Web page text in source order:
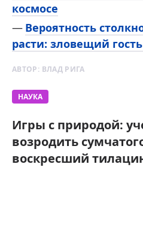
космосе
Вероятность
расти: зловещий
АВТОР: ВЛАД РИГА
НАУКА
Игры с природой:
возродить
воскресший